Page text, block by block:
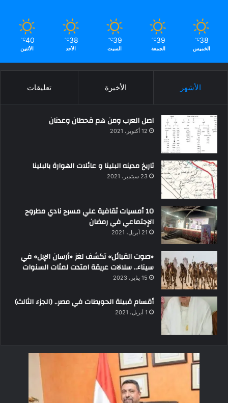
38
℃
الخميس
39
℃
الجمعة
39
℃
السبت
38
℃
الأحد
40
℃
الأثنين
الأشهر الأخيرة تعليقات
اصل العرب ومن هم قحطان وعدنان
12 أكتوبر، 2021
تاريخ مدينه البلينا و عائلات الهوارة بالبلينا
23 سبتمبر، 2021
10 أمسيات ثقافية علي مسرح نادي مطروح
الإجتماعي في رمضان
21 أبريل، 2021
«صوت القبائل» تكشف لغز «أرسان الإبل» في
سيناء.. سلالات عريقة امتدت لمئات السنوات
15 يناير، 2023
أقسام قبيلة الحويطات في مصر.. (الجزء الثالث)
1 أبريل، 2021